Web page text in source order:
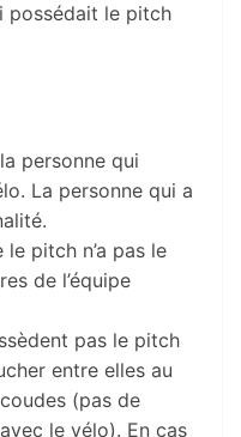
possédait le pitch
personne qui
La personne qui a
pitch n’a pas le
de l’équipe
pas le pitch
entre elles au
(pas de
le vélo). En cas